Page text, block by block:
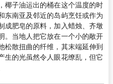
椰子油运出的桶在这个温度的时
东南亚及邻近的岛屿烹饪或作为
成肥皂的原料，加入蜡烛、齐墩
。当地人把它放在一个小的敞开
松散扭曲的纤维，其末端延伸到
生的光虽然令人眼花缭乱，但它